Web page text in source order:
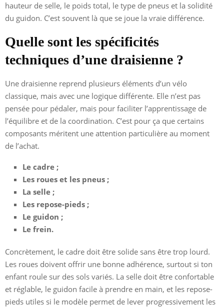
hauteur de selle, le poids total, le type de pneus et la solidité
du guidon. C’est souvent là que se joue la vraie différence.
Quelle sont les spécificités
techniques d’une draisienne ?
Une draisienne reprend plusieurs éléments d’un vélo
classique, mais avec une logique différente. Elle n’est pas
pensée pour pédaler, mais pour faciliter l’apprentissage de
l’équilibre et de la coordination. C’est pour ça que certains
composants méritent une attention particulière au moment
de l’achat.
Le cadre ;
Les roues et les pneus ;
La selle ;
Les repose-pieds ;
Le guidon ;
Le frein.
Concrètement, le cadre doit être solide sans être trop lourd.
Les roues doivent offrir une bonne adhérence, surtout si ton
enfant roule sur des sols variés. La selle doit être confortable
et réglable, le guidon facile à prendre en main, et les repose-
pieds utiles si le modèle permet de lever progressivement les